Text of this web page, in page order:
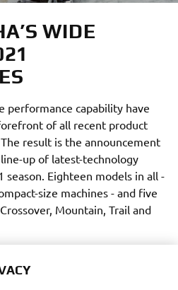
WIDE
performance capability have
of all recent product
result is the announcement
up of latest-technology
Eighteen models in all -
size machines - and five
Mountain, Trail and